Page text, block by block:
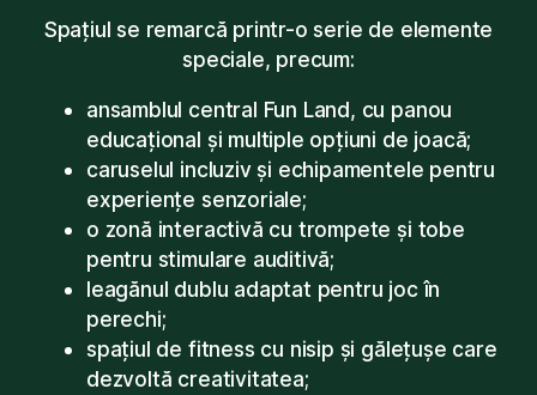
Spațiul se remarcă printr-o serie de elemente
speciale, precum:
ansamblul central Fun Land, cu panou
educațional și multiple opțiuni de joacă;
caruselul incluziv și echipamentele pentru
experiențe senzoriale;
o zonă interactivă cu trompete și tobe
pentru stimulare auditivă;
leagănul dublu adaptat pentru joc în
perechi;
spațiul de fitness cu nisip și gălețușe care
dezvoltă creativitatea;